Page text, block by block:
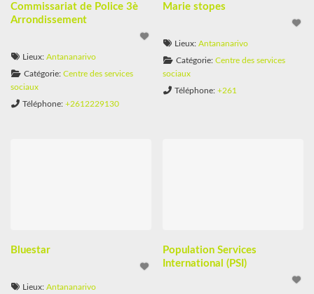
Commissariat de Police 3è
Arrondissement
Lieux: Antananarivo
Catégorie: Centre des services
sociaux
Téléphone: +2612229130
Marie stopes
Lieux: Antananarivo
Catégorie: Centre des services
sociaux
Téléphone: +261
Bluestar
Lieux: Antananarivo
Population Services
International (PSI)